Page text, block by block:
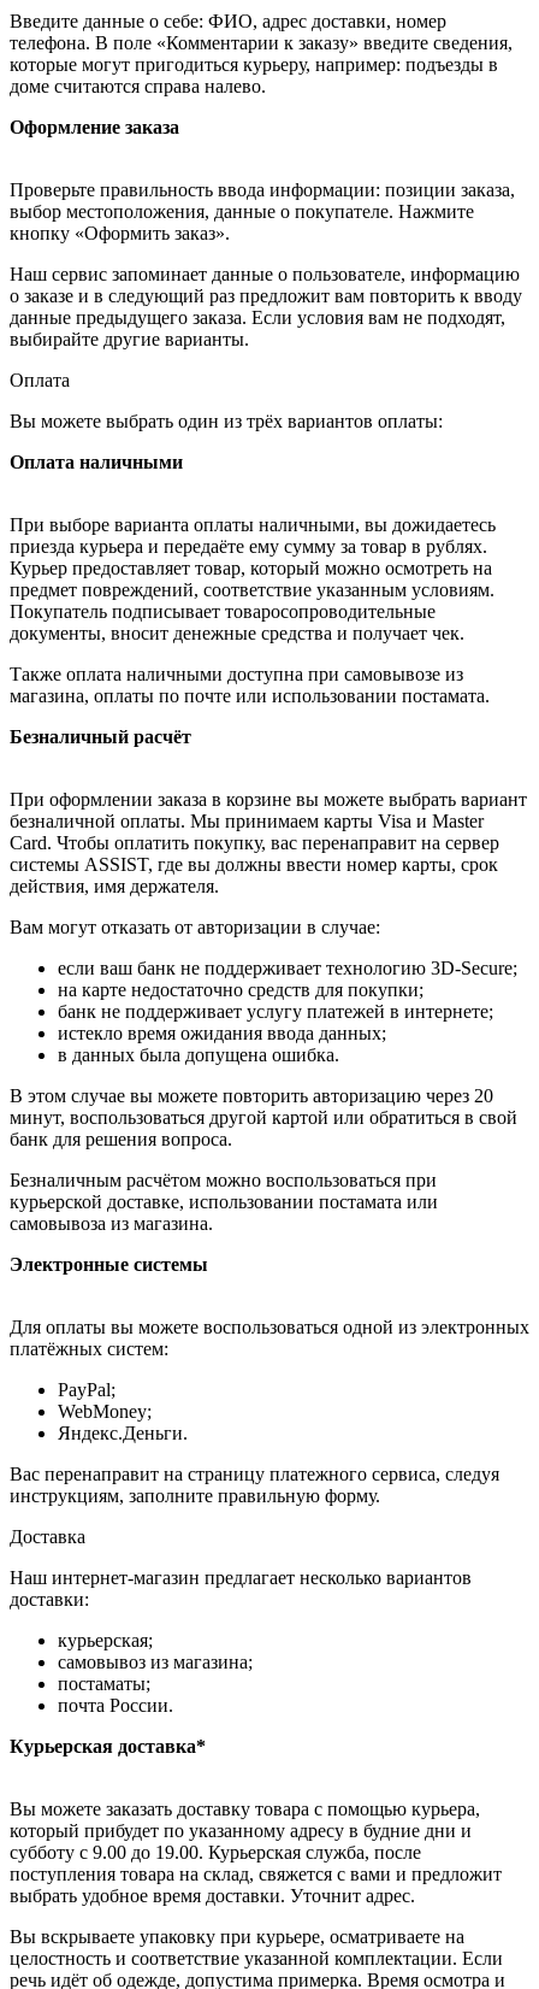
Введите данные о себе: ФИО, адрес доставки, номер
телефона. В поле «Комментарии к заказу» введите сведения,
которые могут пригодиться курьеру, например: подъезды в
доме считаются справа налево.
Оформление заказа
Проверьте правильность ввода информации: позиции заказа,
выбор местоположения, данные о покупателе. Нажмите
кнопку «Оформить заказ».
Наш сервис запоминает данные о пользователе, информацию
о заказе и в следующий раз предложит вам повторить к вводу
данные предыдущего заказа. Если условия вам не подходят,
выбирайте другие варианты.
Оплата
Вы можете выбрать один из трёх вариантов оплаты:
Оплата наличными
При выборе варианта оплаты наличными, вы дожидаетесь
приезда курьера и передаёте ему сумму за товар в рублях.
Курьер предоставляет товар, который можно осмотреть на
предмет повреждений, соответствие указанным условиям.
Покупатель подписывает товаросопроводительные
документы, вносит денежные средства и получает чек.
Также оплата наличными доступна при самовывозе из
магазина, оплаты по почте или использовании постамата.
Безналичный расчёт
При оформлении заказа в корзине вы можете выбрать вариант
безналичной оплаты. Мы принимаем карты Visa и Master
Card. Чтобы оплатить покупку, вас перенаправит на сервер
системы ASSIST, где вы должны ввести номер карты, срок
действия, имя держателя.
Вам могут отказать от авторизации в случае:
если ваш банк не поддерживает технологию 3D-Secure;
на карте недостаточно средств для покупки;
банк не поддерживает услугу платежей в интернете;
истекло время ожидания ввода данных;
в данных была допущена ошибка.
В этом случае вы можете повторить авторизацию через 20
минут, воспользоваться другой картой или обратиться в свой
банк для решения вопроса.
Безналичным расчётом можно воспользоваться при
курьерской доставке, использовании постамата или
самовывоза из магазина.
Электронные системы
Для оплаты вы можете воспользоваться одной из электронных
платёжных систем:
PayPal;
WebMoney;
Яндекс.Деньги.
Вас перенаправит на страницу платежного сервиса, следуя
инструкциям, заполните правильную форму.
Доставка
Наш интернет-магазин предлагает несколько вариантов
доставки:
курьерская;
самовывоз из магазина;
постаматы;
почта России.
Курьерская доставка*
Вы можете заказать доставку товара с помощью курьера,
который прибудет по указанному адресу в будние дни и
субботу с 9.00 до 19.00. Курьерская служба, после
поступления товара на склад, свяжется с вами и предложит
выбрать удобное время доставки. Уточнит адрес.
Вы вскрываете упаковку при курьере, осматриваете на
целостность и соответствие указанной комплектации. Если
речь идёт об одежде, допустима примерка. Время осмотра и